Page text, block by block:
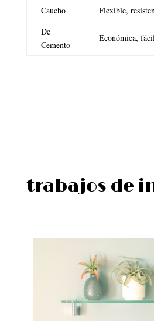
Caucho
Flexible,
De
Cemento
Económica,
trabajos de